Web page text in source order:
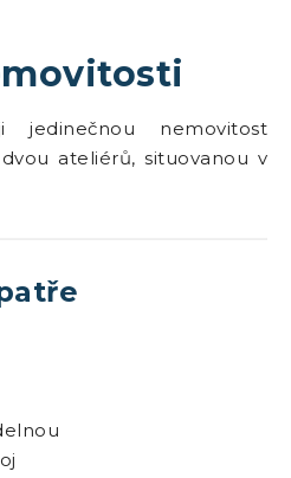
nemovitost
ateliérů, situovanou v